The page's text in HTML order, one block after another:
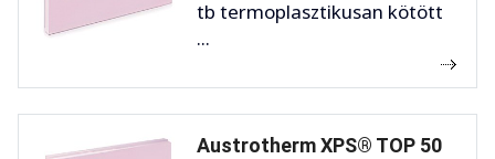
tb termoplasztikusan kötött
...
Austrotherm XPS® TOP 50